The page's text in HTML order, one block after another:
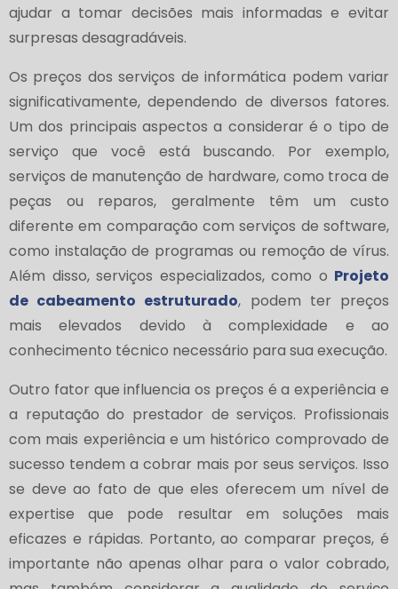
ajudar a tomar decisões mais informadas e evitar
surpresas desagradáveis.
Os preços dos serviços de informática podem variar
significativamente, dependendo de diversos fatores.
Um dos principais aspectos a considerar é o tipo de
serviço que você está buscando. Por exemplo,
serviços de manutenção de hardware, como troca de
peças ou reparos, geralmente têm um custo
diferente em comparação com serviços de software,
como instalação de programas ou remoção de vírus.
Além disso, serviços especializados, como o Projeto
de cabeamento estruturado, podem ter preços
mais elevados devido à complexidade e ao
conhecimento técnico necessário para sua execução.
Outro fator que influencia os preços é a experiência e
a reputação do prestador de serviços. Profissionais
com mais experiência e um histórico comprovado de
sucesso tendem a cobrar mais por seus serviços. Isso
se deve ao fato de que eles oferecem um nível de
expertise que pode resultar em soluções mais
eficazes e rápidas. Portanto, ao comparar preços, é
importante não apenas olhar para o valor cobrado,